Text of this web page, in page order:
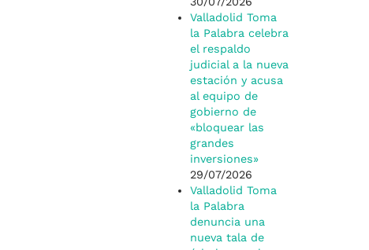
Valladolid Toma
la Palabra celebra
el respaldo
judicial a la nueva
estación y acusa
al equipo de
gobierno de
«bloquear las
grandes
inversiones»
29/07/2026
Valladolid Toma
la Palabra
denuncia una
nueva tala de